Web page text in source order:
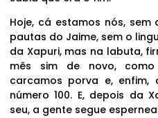
Hoje, cá estamos nós,
pautas do Jaime, sem o
da Xapuri, mas na labuta,
mês sim de novo, como
carcamos porva e, enfim,
número 100. E, depois da
seu, a gente segue